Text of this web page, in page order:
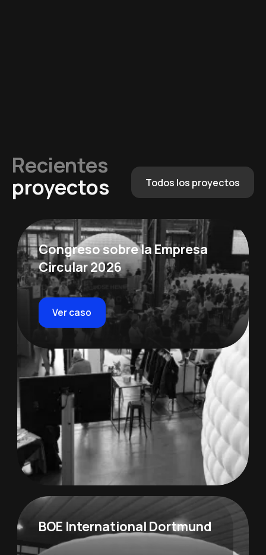
Recientes
proyectos
Todos los proyectos
Congreso sobre la Empresa
Circular 2026
Ver caso
BOE International Dortmund